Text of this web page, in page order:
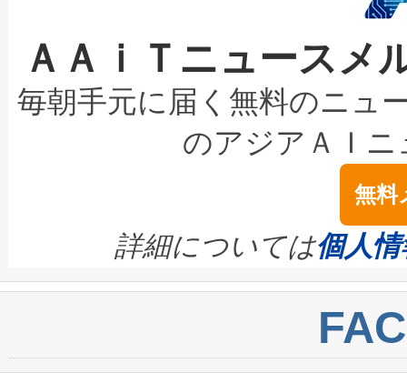
取得できる可能性もあります
設には、3億～4億ドルかか
最高経営責任者（CEO）であ
す。「当社のfully-connected
ームを利用すれば、6,000万
きます。この効率性は、フェ
限を超えて利用可能な電力容
持できるよう貢献します。こ
ービスレベル契約（SLA）違
テリー性能の劣化によるダウ
念は、現在データセンターが
ます。 Voltaiq provides a
quality and reliability for AI
BESS stack to ensure battery
centers. Voltaiqは、ai&のAI
からシステム統合、試運転、
なレーザースポットにより、
な環境下でも豊かなディテー
キロメートル範囲を検出
LiDAR for Inspections,
は1535 nmレーザーを搭載。
イズの小径化を実現すること
す。ノーマルモードでは、
ートル先まで検出でき、これ
トに対して約600メートルに
では、反射率10％のターゲッ
ＡＡｉＴニュース
毎朝手元に届く無料のニュ
のアジアＡＩ
無料
詳細については個人